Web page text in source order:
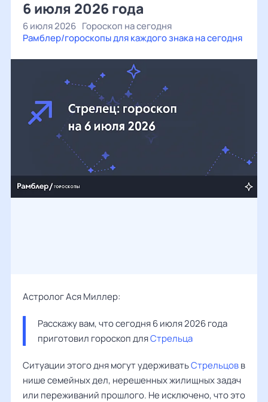
6 июля 2026 года
6 июля 2026 Гороскоп на сегодня
Рамблер/гороскопы для каждого знака на сегодня
Астролог Ася Миллер:
Расскажу вам, что сегодня 6 июля 2026 года
приготовил гороскоп для Стрельца
Ситуации этого дня могут удерживатьСтрельцовв
нише семейных дел, нерешенных жилищных задач
или переживаний прошлого. Не исключено, что это